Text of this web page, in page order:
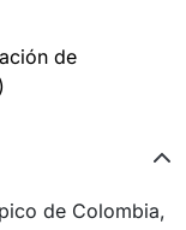
de
de Colombia,